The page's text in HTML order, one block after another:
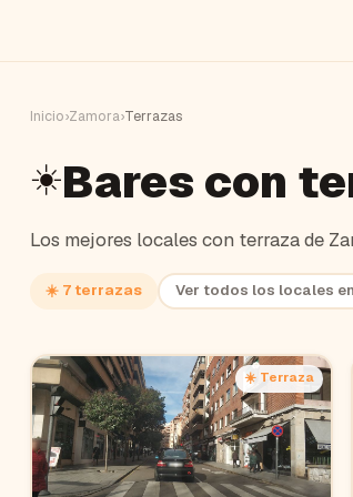
Inicio›Zamora›Terrazas
☀️Bares con
Los mejores locales con terraza de
☀️ 7 terrazas Ver todos los locales en
☀️ Terraza